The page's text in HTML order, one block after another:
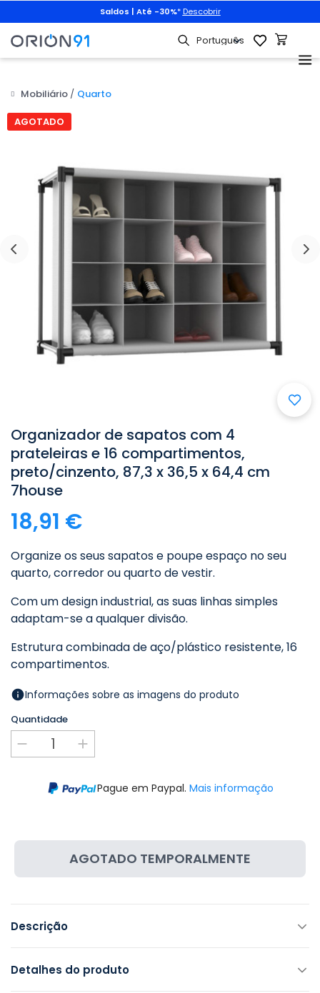
Saldos | Até -30%* Descobrir
Mobiliário Quarto
AGOTADO
Organizador de sapatos com 4
prateleiras e 16 compartimentos,
preto/cinzento, 87,3 x 36,5 x 64,4 cm
7house
18,91 €
Organize os seus sapatos e poupe espaço no seu
quarto, corredor ou quarto de vestir.
Com um design industrial, as suas linhas simples
adaptam-se a qualquer divisão.
Estrutura combinada de aço/plástico resistente, 16
compartimentos.
Informações sobre as imagens do produto
Quantidade
Pague em Paypal. Mais informação
AGOTADO TEMPORALMENTE
Descrição
Detalhes do produto